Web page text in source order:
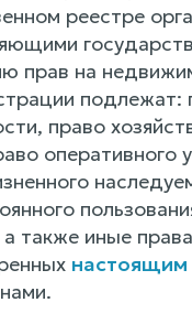
реестре
прав на
подлежат:
право
оперативного
также иные